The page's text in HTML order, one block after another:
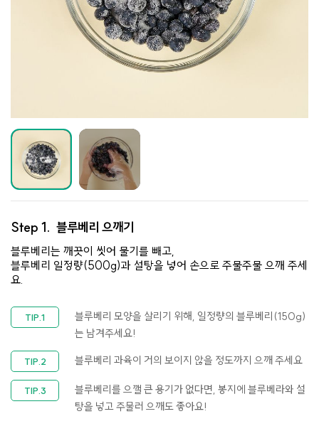
Step 1. 블루베리 으깨기
블루베리는 깨끗이 씻어 물기를 빼고,
블루베리 일정량(500g)과 설탕을 넣어 손으로 주물주물 으깨 주세
요.
블루베리 모양을 살리기 위해, 일정량의 블루베리(150g)
는 남겨주세요!
블루베리 과육이 거의 보이지 않을 정도까지 으깨 주세요
블루베리를 으깰 큰 용기가 없다면, 봉지에 블루베라와 설
탕을 넣고 주물러 으깨도 좋아요!